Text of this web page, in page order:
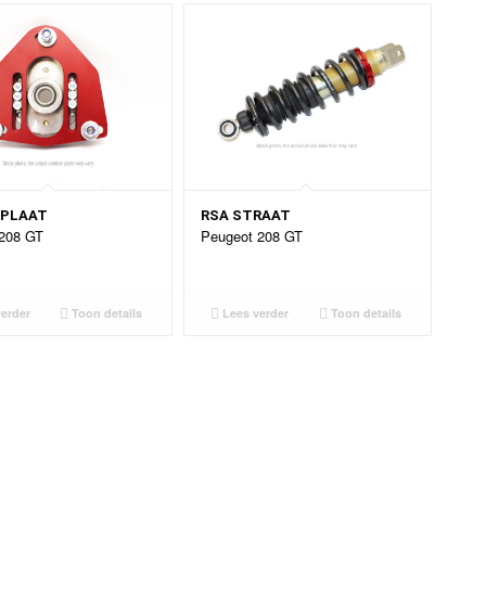
GT
Toon details
RSA STRAAT
Peugeot 208 GT
Lees verder Toon details